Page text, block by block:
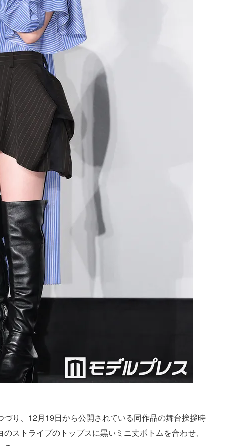
り、12月19日から公開されている同作品の舞台挨拶時
ストライプのトップスに黒いミニ丈ボトムを合わせ、